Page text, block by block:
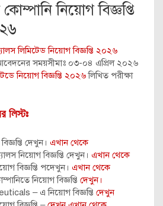
নিয়োগ বিজ্ঞপ্তি
লিমিটেড নিয়োগ বিজ্ঞপ্তি ২০২৬
সময়সীমাঃ ০৩-০৪ এপ্রিল ২০২৬
নিয়োগ বিজ্ঞপ্তি ২০২৬লিখিত পরীক্ষা
লিস্টঃ
দেখুন। এখান থেকে
নিয়োগ বিজ্ঞপ্তি দেখুন। এখান থেকে
বিজ্ঞপ্তি পদেখুন। এখান থেকে
নিয়োগ বিজ্ঞপ্তি দেখুন।
– এ নিয়োগ বিজ্ঞপ্তি দেখুন